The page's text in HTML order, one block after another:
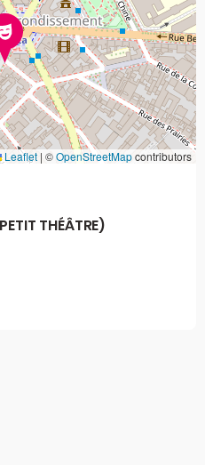
Leaflet | ©OpenStreetMapcontributors
THÉÂTRE)